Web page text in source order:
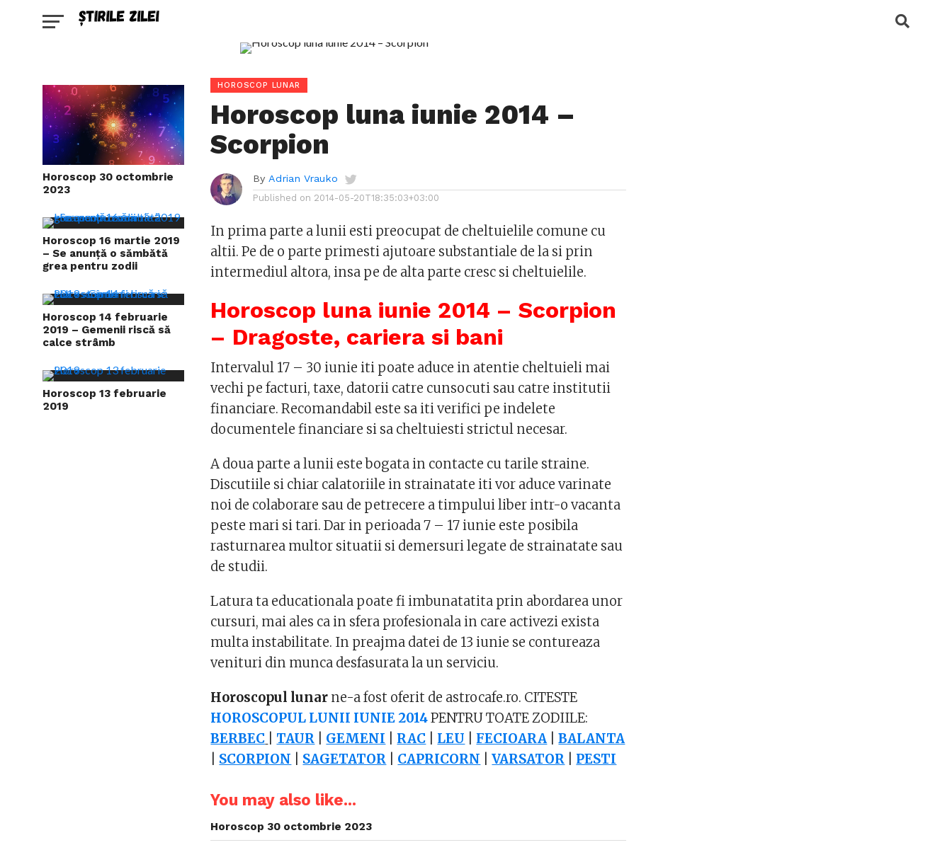
Horoscop 30 octombrie
2023
Horoscop 16 martie 2019
– Se anunță o sămbătă
grea pentru zodii
Horoscop 14 februarie
2019 – Gemenii riscă să
calce strâmb
Horoscop 13 februarie
2019
HOROSCOP LUNAR
Horoscop luna iunie 2014 –
Scorpion
By Adrian Vrauko
Published on 2014-05-20T18:35:03+03:00
In prima parte a lunii esti preocupat de cheltuielile comune cu
altii. Pe de o parte primesti ajutoare substantiale de la si prin
intermediul altora, insa pe de alta parte cresc si cheltuielile.
Horoscop luna iunie 2014 – Scorpion
– Dragoste, cariera si bani
Intervalul 17 – 30 iunie iti poate aduce in atentie cheltuieli mai
vechi pe facturi, taxe, datorii catre cunsocuti sau catre institutii
financiare. Recomandabil este sa iti verifici pe indelete
documentele financiare si sa cheltuiesti strictul necesar.
A doua parte a lunii este bogata in contacte cu tarile straine.
Discutiile si chiar calatoriile in strainatate iti vor aduce varinate
noi de colaborare sau de petrecere a timpului liber intr-o vacanta
peste mari si tari. Dar in perioada 7 – 17 iunie este posibila
rasturnarea multor situatii si demersuri legate de strainatate sau
de studii.
Latura ta educationala poate fi imbunatatita prin abordarea unor
cursuri, mai ales ca in sfera profesionala in care activezi exista
multa instabilitate. In preajma datei de 13 iunie se contureaza
venituri din munca desfasurata la un serviciu.
Horoscopul lunar ne-a fost oferit de astrocafe.ro. CITESTE
HOROSCOPUL LUNII IUNIE 2014PENTRU TOATE ZODIILE:
BERBEC
TAUR GEMENI RAC LEU |FECIOARA |BALANTA
SCORPION SAGETATOR CAPRICORN |VARSATOR PESTI
You may also like...
Horoscop 30 octombrie 2023